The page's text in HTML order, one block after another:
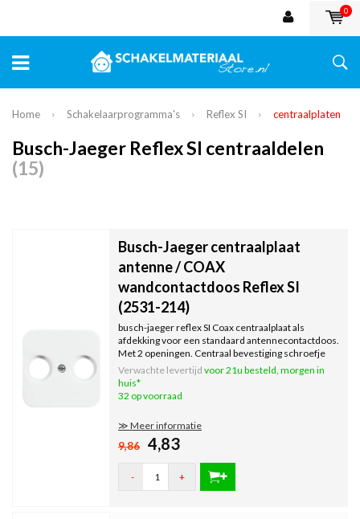
0
Home Schakelaarprogramma's Reflex SI centraalplaten
Busch-Jaeger Reflex SI centraaldelen
(15)
Busch-Jaeger centraalplaat
antenne / COAX
wandcontactdoos Reflex SI
(2531-214)
busch-jaeger reflex SI Coax centraalplaat als
afdekking voor een standaard antennecontactdoos.
Met 2 openingen. Centraal bevestiging schroefje
M3.
Verwachte levertijd voor 21u besteld, morgen in
huis*
32 op voorraad
≫ Meer informatie
9,86 4,83
- +